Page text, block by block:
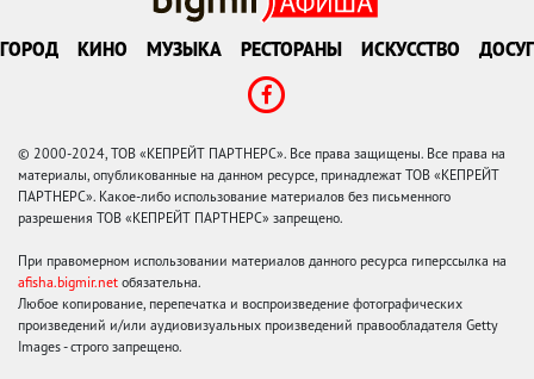
ГОРОД КИНО МУЗЫКА РЕСТОРАНЫ ИСКУССТВО ДОСУГ
© 2000-2024, ТОВ «КЕПРЕЙТ ПАРТНЕРС». Все права защищены. Все права на
материалы, опубликованные на данном ресурсе, принадлежат ТОВ «КЕПРЕЙТ
ПАРТНЕРС». Какое-либо использование материалов без письменного
разрешения ТОВ «КЕПРЕЙТ ПАРТНЕРС» запрещено.
При правомерном использовании материалов данного ресурса гиперссылка на
afisha.bigmir.net обязательна.
Любое копирование, перепечатка и воспроизведение фотографических
произведений и/или аудиовизуальных произведений правообладателя Getty
Images - строго запрещено.